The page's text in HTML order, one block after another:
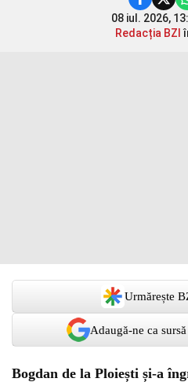
08 iul. 2026,
Redacția BZI
Urmărește
Adaugă-ne ca
Bogdan de la Ploiești și-a